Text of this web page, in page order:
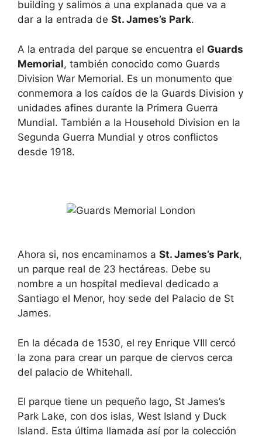
building y salimos a una explanada que va a
dar a la entrada de St. James’s Park.
A la entrada del parque se encuentra el Guards
Memorial, también conocido como Guards
Division War Memorial. Es un monumento que
conmemora a los caídos de la Guards Division y
unidades afines durante la Primera Guerra
Mundial. También a la Household Division en la
Segunda Guerra Mundial y otros conflictos
desde 1918.
Ahora si, nos encaminamos a St. James’s Park,
un parque real de 23 hectáreas. Debe su
nombre a un hospital medieval dedicado a
Santiago el Menor, hoy sede del Palacio de St
James.
En la década de 1530, el rey Enrique VIII cercó
la zona para crear un parque de ciervos cerca
del palacio de Whitehall.
El parque tiene un pequeño lago, St James’s
Park Lake, con dos islas, West Island y Duck
Island. Esta última llamada así por la colección